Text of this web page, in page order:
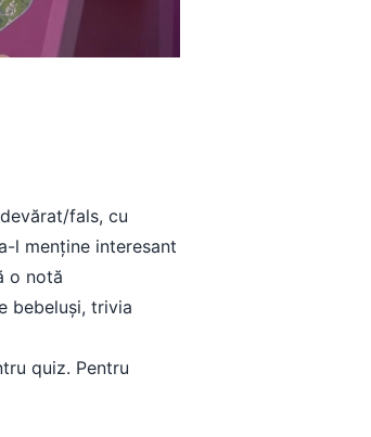
fals, cu
l menține interesant
o notă
bebeluși, trivia
quiz. Pentru